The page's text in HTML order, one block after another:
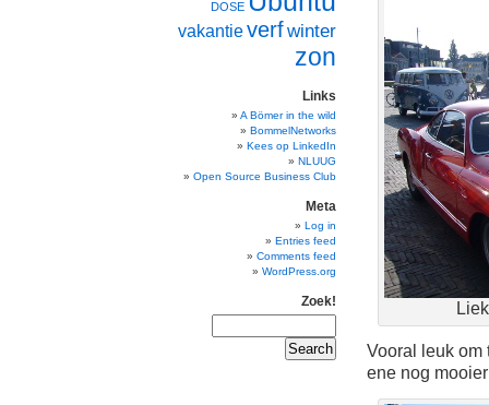
Vooral leuk om
ene nog
DOSE
vakantieverfwinter
zon
Links
A Bömer in the wild
BommelNetworks
Kees op LinkedIn
NLUUG
Open Source Business Club
Meta
Log in
Entries feed
Comments feed
WordPress.org
Zoek!